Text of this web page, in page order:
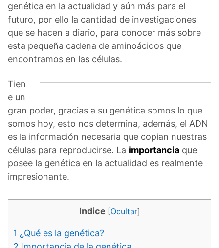
genética en la actualidad y aún más para el
futuro, por ello la cantidad de investigaciones
que se hacen a diario, para conocer más sobre
esta pequeña cadena de aminoácidos que
encontramos en las células.
Tien
e un
gran poder, gracias a su genética somos lo que
somos hoy, esto nos determina, además, el ADN
es la información necesaria que copian nuestras
células para reproducirse. La importancia que
posee la genética en la actualidad es realmente
impresionante.
Indice [Ocultar]
1 ¿Qué es la genética?